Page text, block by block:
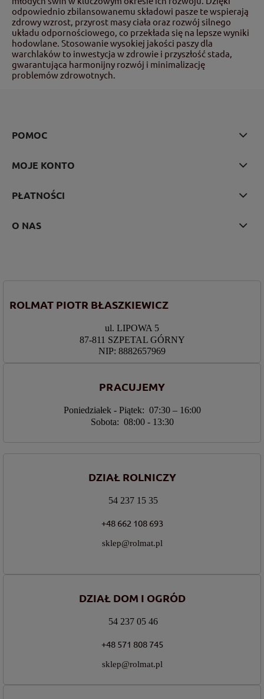
odpowiednio zbilansowanemu składowi pasze te wspierają
zdrowy wzrost, przyrost masy ciała oraz rozwój silnego
układu odpornościowego, co przekłada się na lepsze wyniki
hodowlane. Stosowanie wysokiej jakości paszy dla
warchlaków to inwestycja w zdrowie i przyszłość stada,
gwarantująca harmonijny rozwój i minimalizację
problemów zdrowotnych.
POMOC
MOJE KONTO
PŁATNOŚCI
O NAS
ROLMAT PIOTR BŁASZKIEWICZ
ul. LIPOWA 5
87-811 SZPETAL GÓRNY
NIP: 8882657969
PRACUJEMY
Poniedziałek - Piątek: 07:30 – 16:00
Sobota: 08:00 - 13:30
DZIAŁ ROLNICZY
54 237 15 35
+48 662 108 693
sklep@rolmat.pl
DZIAŁ DOM I OGRÓD
54 237 05 46
+48 571 808 745
sklep@rolmat.pl